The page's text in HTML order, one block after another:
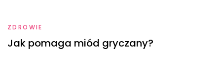
ZDROWIE
Jak pomaga miód gryczany?